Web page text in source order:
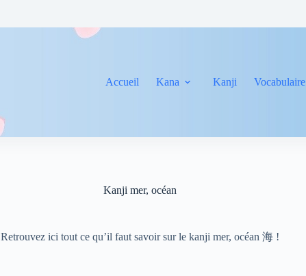
Accueil Kana Kanji Vocabulaire
Kanji mer, océan
Retrouvez ici tout ce qu’il faut savoir sur le kanji mer, océan 海 !